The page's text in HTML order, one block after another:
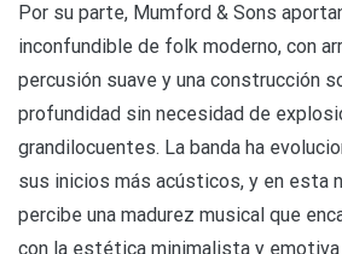
Por su parte, Mumford & Sons
inconfundible de folk moderno, con
percusión suave y una construcción
profundidad sin necesidad de
grandilocuentes. La banda ha
sus inicios más acústicos, y en esta
percibe una madurez musical que
con la estética minimalista y emotiva